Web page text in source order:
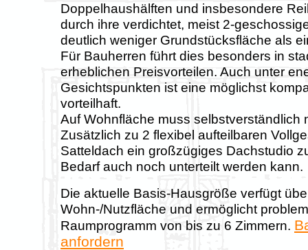
Doppelhaushälften und insbesondere
durch ihre verdichtet, meist 2-
deutlich weniger Grundstücksfläche als
Für Bauherren führt dies besonders in
erheblichen Preisvorteilen. Auch unter
Gesichtspunkten ist eine möglichst
vorteilhaft.
Auf Wohnfläche muss selbstverständlich
Zusätzlich zu 2 flexibel aufteilbaren
Satteldach ein großzügiges Dachstudio
Bedarf auch noch unterteilt werden kann.
Die aktuelle Basis-Hausgröße verfügt
Wohn-/Nutzfläche und ermöglicht
Raumprogramm von bis zu 6 Zimmern.
anfordern